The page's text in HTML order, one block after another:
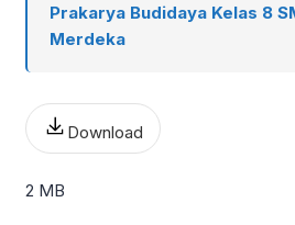
Prakarya Budidaya Kelas 8
Merdeka
Download
2 MB